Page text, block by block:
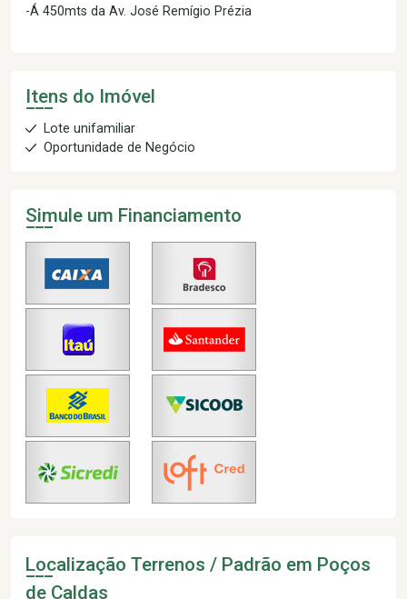
-Á 450mts da Av. José Remígio Prézia
Itens do Imóvel
Lote unifamiliar
Oportunidade de Negócio
Simule um Financiamento
Localização Terrenos / Padrão em Poços
de Caldas